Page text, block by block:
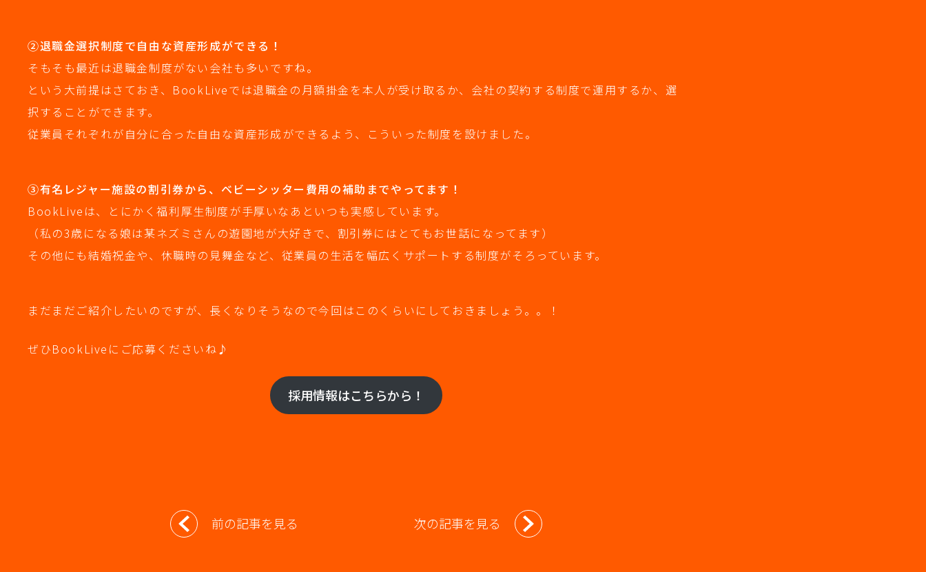
②退職金選択制度で自由な資産形成ができる！
そもそも最近は退職金制度がない会社も多いですね。
という大前提はさておき、BookLiveでは退職金の月額掛金を本人が受け取るか、会社の契約する制度で運用するか、選
択することができます。
従業員それぞれが自分に合った自由な資産形成ができるよう、こういった制度を設けました。
③有名レジャー施設の割引券から、ベビーシッター費用の補助までやってます！
BookLiveは、とにかく福利厚生制度が手厚いなあといつも実感しています。
（私の3歳になる娘は某ネズミさんの遊園地が大好きで、割引券にはとてもお世話になってます）
その他にも結婚祝金や、休職時の見舞金など、従業員の生活を幅広くサポートする制度がそろっています。
まだまだご紹介したいのですが、長くなりそうなので今回はこのくらいにしておきましょう。。！
ぜひBookLiveにご応募くださいね♪
採用情報はこちらから！
投
稿
前の記事を見る 次の記事を見る